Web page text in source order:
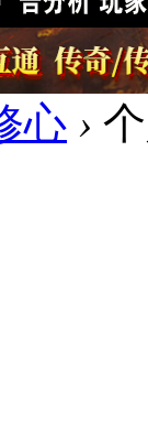
心 ›